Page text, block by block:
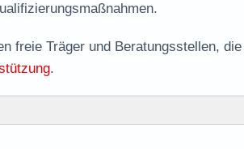
freie Träger und Beratungsstellen,
.